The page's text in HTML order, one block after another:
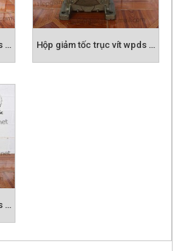
Hộp giảm tốc trục vít wpds size 135 Hộp giảm tốc trục vít wpds size 155
Hộp giảm tốc trục vít wpds size 175